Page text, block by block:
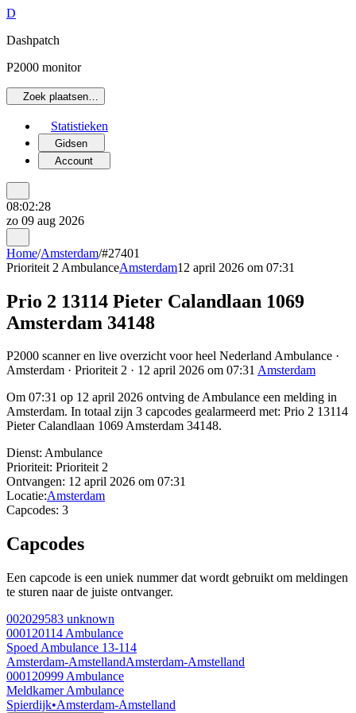
D
Dashpatch
P2000 monitor
Zoek plaatsen…
Statistieken
Gidsen
Account
08:02:28
zo 09 aug 2026
Home/Amsterdam/#27401
Prioriteit 2 AmbulanceAmsterdam12 april 2026 om 07:31
Prio 2 13114 Pieter Calandlaan 1069
Amsterdam 34148
P2000 scanner en live overzicht voor heel Nederland Ambulance ·
Amsterdam · Prioriteit 2 · 12 april 2026 om 07:31 Amsterdam
Om 07:31 op 12 april 2026 ontving de Ambulance een melding in
Amsterdam. In totaal zijn 3 capcodes gealarmeerd met: Prio 2 13114
Pieter Calandlaan 1069 Amsterdam 34148.
Dienst: Ambulance
Prioriteit: Prioriteit 2
Ontvangen: 12 april 2026 om 07:31
Locatie:Amsterdam
Capcodes: 3
Capcodes
Een capcode is een uniek nummer dat wordt gebruikt om meldingen
te sturen naar de juiste ontvanger.
002029583 unknown
000120114 Ambulance
Spoed Ambulance 13-114
Amsterdam-AmstellandAmsterdam-Amstelland
000120999 Ambulance
Meldkamer Ambulance
Spierdijk•Amsterdam-Amstelland